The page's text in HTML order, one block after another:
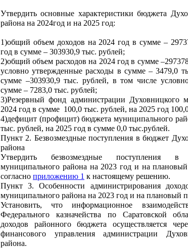
Утвердить основные характеристики бюджета
района на 2024год и на 2025 год:
1)общий объем доходов на 2024 год в сумме –
год в сумме – 303930,9 тыс. рублей;
2)общий объем расходов на 2024 год в сумме
условно утвержденные расходы в сумме – 3479,0
сумме –303930,9 тыс. рублей, в том числе
сумме – 7283,0 тыс. рублей;
3)Резервный фонд администрации Духовницкого
2024 год в сумме 100,0 тыс. рублей, на 2025 год
4)дефицит (профицит) бюджета муниципального
тыс. рублей, на 2025 год в сумме 0,0 тыс.рублей.
Пункт 2. Безвозмездные поступления в бюджет
района
Утвердить безвозмездные поступления
муниципального района на 2023 год и на
согласно приложению 1 к настоящему решению.
Пункт 3. Особенности администрирования
муниципального района на 2023 год и на плановый
Установить, что информационное
Федерального казначейства по Саратовской
доходов районного бюджета осуществляется
финансового управления администрации
района.